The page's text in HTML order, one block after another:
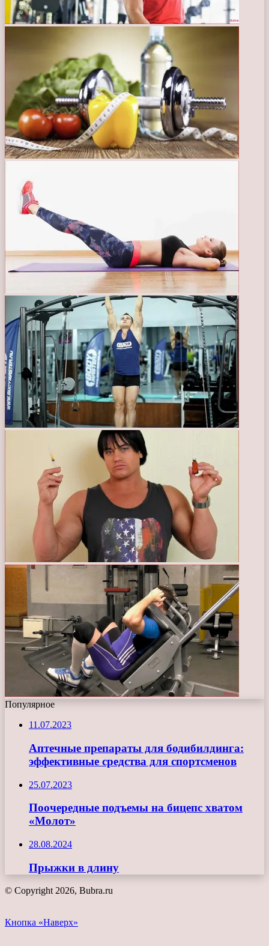
Популярное
11.07.2023
Аптечные препараты для бодибилдинга:
эффективные средства для спортсменов
25.07.2023
Поочередные подъемы на бицепс хватом
«Молот»
28.08.2024
Прыжки в длину
© Copyright 2026, Bubra.ru
Кнопка «Наверх»